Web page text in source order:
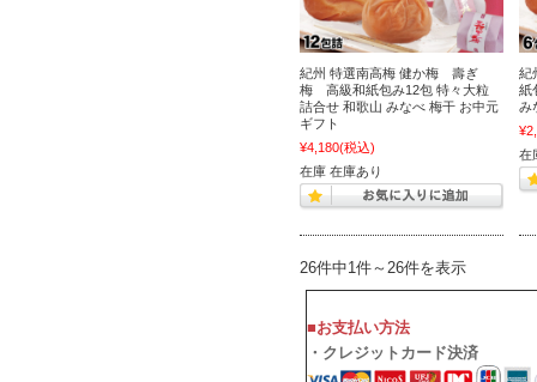
紀州 特選南高梅 健か梅 壽ぎ
梅 高級和紙包み12包 特々大粒
詰合せ 和歌山 みなべ 梅干 お中元
ギフト
¥4,180(税込)
在庫 在庫あり
紀
紙
み
在
26件中1件～26件を表示
■お支払い方法
・クレジットカード決済